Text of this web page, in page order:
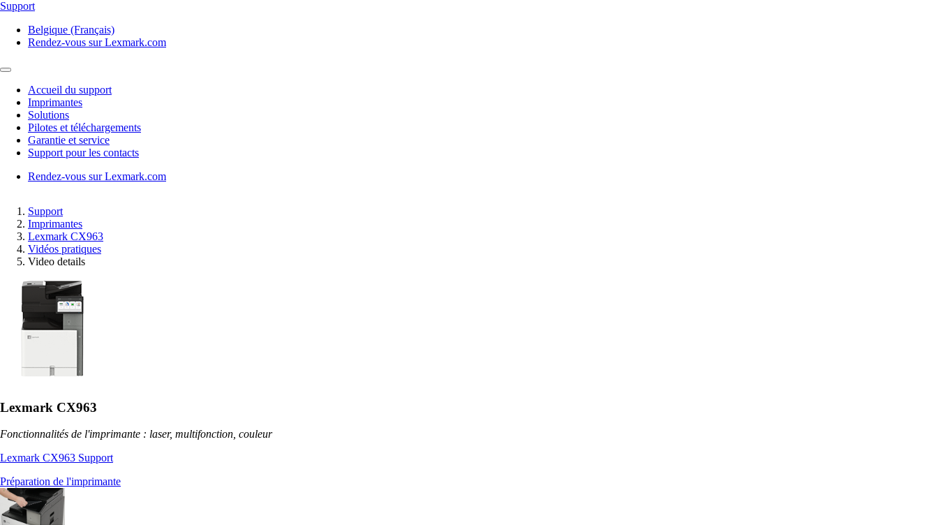
Support
Belgique (Français)
Rendez-vous sur Lexmark.com
Accueil du support
Imprimantes
Solutions
Pilotes et téléchargements
Garantie et service
Support pour les contacts
Rendez-vous sur Lexmark.com
Support
Imprimantes
Lexmark CX963
Vidéos pratiques
Video details
Lexmark CX963
Fonctionnalités de l'imprimante : laser, multifonction, couleur
Lexmark CX963 Support
Préparation de l'imprimante